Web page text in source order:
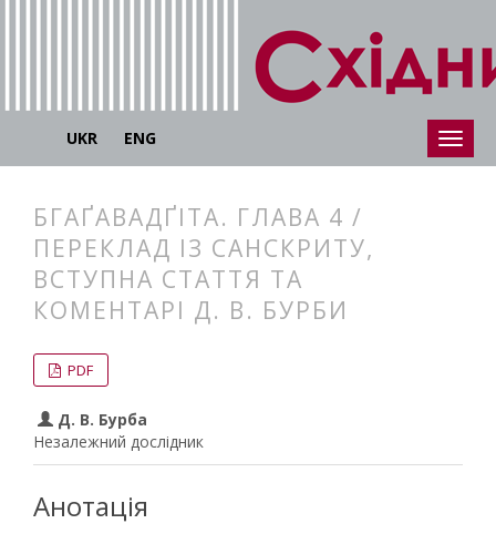
UKR ENG
БГАҐАВАДҐІТА. ГЛАВА 4 /
ПЕРЕКЛАД ІЗ САНСКРИТУ,
ВСТУПНА СТАТТЯ ТА
КОМЕНТАРІ Д. В. БУРБИ
PDF
Д. В. Бурба
Незалежний дослідник
Анотація